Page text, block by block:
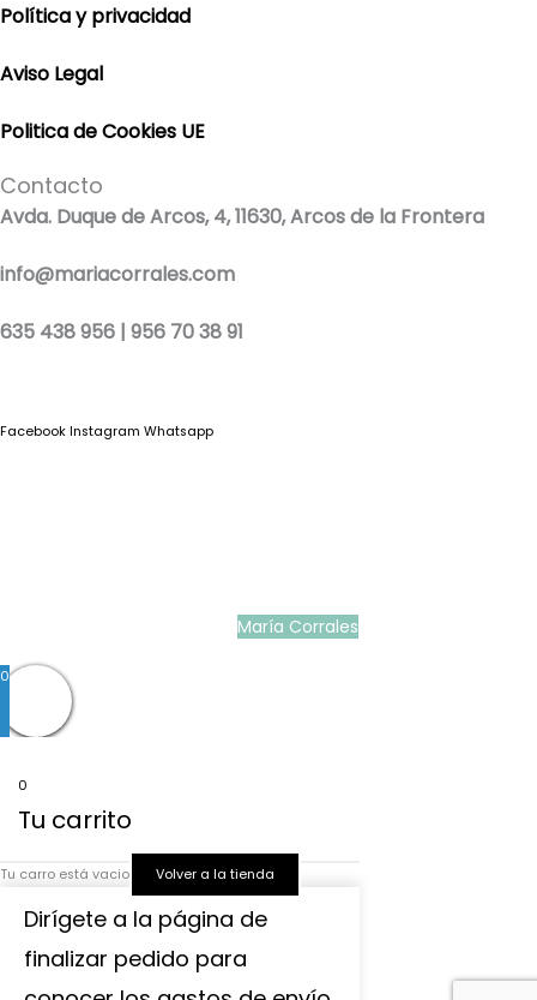
Política y privacidad
Aviso Legal
Politica de Cookies UE
Contacto
Avda. Duque de Arcos, 4, 11630, Arcos de la Frontera
info@mariacorrales.com
635 438 956 | 956 70 38 91
Facebook Instagram Whatsapp
María Corrales
0
0
Tu carrito
Tu carro está vacio Volver a la tienda
Dirígete a la página de
finalizar pedido para